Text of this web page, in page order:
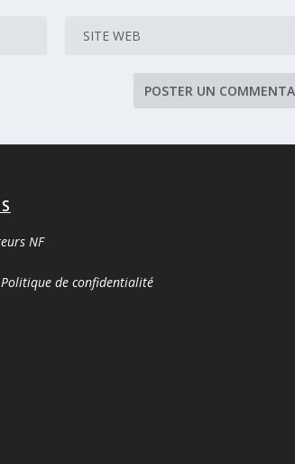
NF
de confidentialité